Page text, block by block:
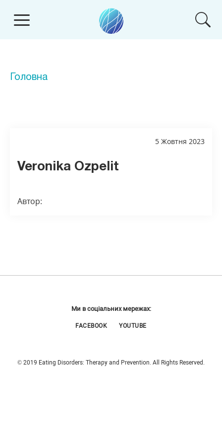
Головна
5 Жовтня 2023
Veronika Ozpelit
Автор:
Ми в соціальних мережах:
FACEBOOK YOUTUBE
© 2019 Eating Disorders: Therapy and Prevention. All Rights Reserved.